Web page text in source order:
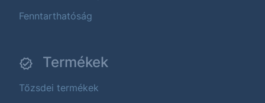
Fenntarthatóság
Termékek
Tőzsdei termékek